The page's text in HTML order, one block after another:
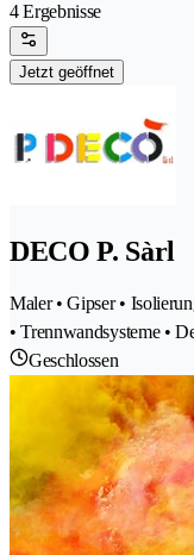
4 Ergebnisse
Jetzt geöffnet
DECO P. Sàrl
Maler • Gipser •
• Trennwandsysteme •
Geschlossen